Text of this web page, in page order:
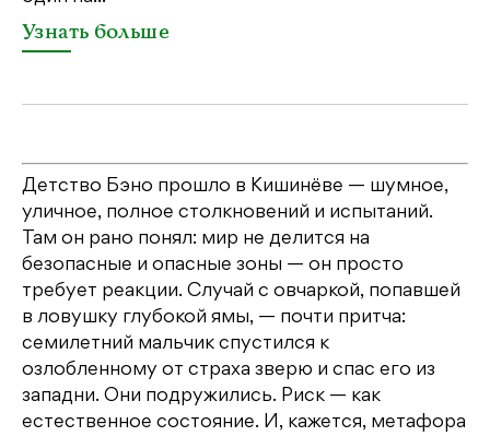
Узнать больше
Детство Бэно прошло в Кишинёве — шумное,
уличное, полное столкновений и испытаний.
Там он рано понял: мир не делится на
безопасные и опасные зоны — он просто
требует реакции. Случай с овчаркой, попавшей
в ловушку глубокой ямы, — почти притча:
семилетний мальчик спустился к
озлобленному от страха зверю и спас его из
западни. Они подружились. Риск — как
естественное состояние. И, кажется, метафора